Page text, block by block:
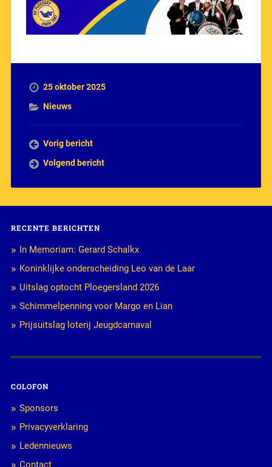
25 oktober 2025
Nieuws
Vorig bericht
Volgend bericht
RECENTE BERICHTEN
In Memoriam: Gerard Schalkx
Koninklijke onderscheiding Leo van de Laar
Uitslag optocht Ploegersland 2026
Schimmelpenning voor Margo en Lian
Prijsuitslag loterij Jeugdcarnaval
COLOFON
Sponsors
Privacyverklaring
Ledennieuws
Contact